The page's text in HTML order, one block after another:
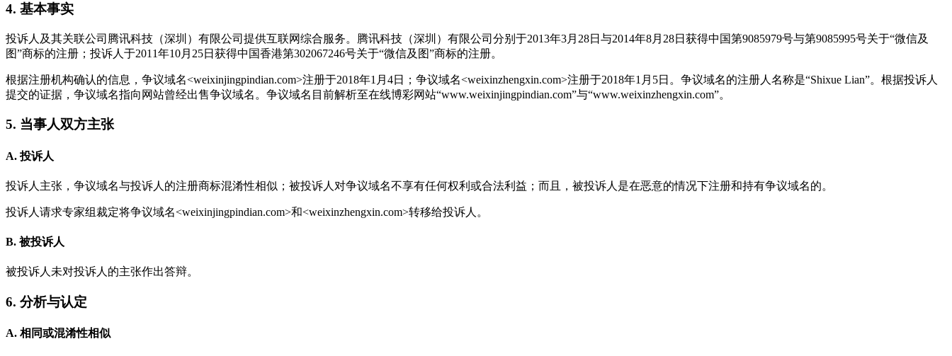
4. 基本事实
投诉人及其关联公司腾讯科技（深圳）有限公司提供互联网综合服务。腾讯科技（深圳）有限公司分别于2013年3月28日与2014年8月28日获得中国第9085979号与第9085995号关于“微信及
图”商标的注册；投诉人于2011年10月25日获得中国香港第302067246号关于“微信及图”商标的注册。
根据注册机构确认的信息，争议域名<weixinjingpindian.com>注册于2018年1月4日；争议域名<weixinzhengxin.com>注册于2018年1月5日。争议域名的注册人名称是“Shixue Lian”。根据投诉人
提交的证据，争议域名指向网站曾经出售争议域名。争议域名目前解析至在线博彩网站“www.weixinjingpindian.com”与“www.weixinzhengxin.com”。
5. 当事人双方主张
A. 投诉人
投诉人主张，争议域名与投诉人的注册商标混淆性相似；被投诉人对争议域名不享有任何权利或合法利益；而且，被投诉人是在恶意的情况下注册和持有争议域名的。
投诉人请求专家组裁定将争议域名<weixinjingpindian.com>和<weixinzhengxin.com>转移给投诉人。
B. 被投诉人
被投诉人未对投诉人的主张作出答辩。
6. 分析与认定
A. 相同或混淆性相似